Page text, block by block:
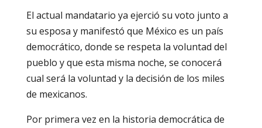
El actual mandatario ya ejerció su voto junto a
su esposa y manifestó que México es un país
democrático, donde se respeta la voluntad del
pueblo y que esta misma noche, se conocerá
cual será la voluntad y la decisión de los miles
de mexicanos.
Por primera vez en la historia democrática de